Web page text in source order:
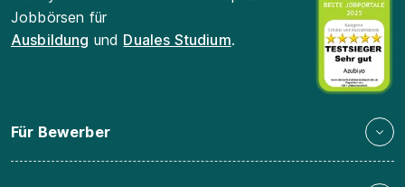
Jobbörsen für
Ausbildung und Duales Studium.
Für Bewerber